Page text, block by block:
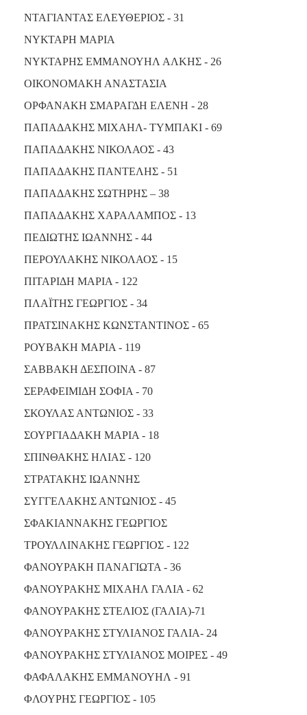
ΝΤΑΓΙΑΝΤΑΣ ΕΛΕΥΘΕΡΙΟΣ - 31
ΝΥΚΤΑΡΗ ΜΑΡΙΑ
ΝΥΚΤΑΡΗΣ ΕΜΜΑΝΟΥΗΛ ΑΛΚΗΣ - 26
ΟΙΚΟΝΟΜΑΚΗ ΑΝΑΣΤΑΣΙΑ
ΟΡΦΑΝΑΚΗ ΣΜΑΡΑΓΔΗ ΕΛΕΝΗ - 28
ΠΑΠΑΔΑΚΗΣ ΜΙΧΑΗΛ- ΤΥΜΠΑΚΙ - 69
ΠΑΠΑΔΑΚΗΣ ΝΙΚΟΛΑΟΣ - 43
ΠΑΠΑΔΑΚΗΣ ΠΑΝΤΕΛΗΣ - 51
ΠΑΠΑΔΑΚΗΣ ΣΩΤΗΡΗΣ – 38
ΠΑΠΑΔΑΚΗΣ ΧΑΡΑΛΑΜΠΟΣ - 13
ΠΕΔΙΩΤΗΣ ΙΩΑΝΝΗΣ - 44
ΠΕΡΟΥΛΑΚΗΣ ΝΙΚΟΛΑΟΣ - 15
ΠΙΤΑΡΙΔΗ ΜΑΡΙΑ - 122
ΠΛΑΪΤΗΣ ΓΕΩΡΓΙΟΣ - 34
ΠΡΑΤΣΙΝΑΚΗΣ ΚΩΝΣΤΑΝΤΙΝΟΣ - 65
ΡΟΥΒΑΚΗ ΜΑΡΙΑ - 119
ΣΑΒΒΑΚΗ ΔΕΣΠΟΙΝΑ - 87
ΣΕΡΑΦΕΙΜΙΔΗ ΣΟΦΙΑ - 70
ΣΚΟΥΛΑΣ ΑΝΤΩΝΙΟΣ - 33
ΣΟΥΡΓΙΑΔΑΚΗ ΜΑΡΙΑ - 18
ΣΠΙΝΘΑΚΗΣ ΗΛΙΑΣ - 120
ΣΤΡΑΤΑΚΗΣ ΙΩΑΝΝΗΣ
ΣΥΓΓΕΛΑΚΗΣ ΑΝΤΩΝΙΟΣ - 45
ΣΦΑΚΙΑΝΝΑΚΗΣ ΓΕΩΡΓΙΟΣ
ΤΡΟΥΛΛΙΝΑΚΗΣ ΓΕΩΡΓΙΟΣ - 122
ΦΑΝΟΥΡΑΚΗ ΠΑΝΑΓΙΩΤΑ - 36
ΦΑΝΟΥΡΑΚΗΣ ΜΙΧΑΗΛ ΓΑΛΙΑ - 62
ΦΑΝΟΥΡΑΚΗΣ ΣΤΕΛΙΟΣ (ΓΑΛΙΑ)-71
ΦΑΝΟΥΡΑΚΗΣ ΣΤΥΛΙΑΝΟΣ ΓΑΛΙΑ- 24
ΦΑΝΟΥΡΑΚΗΣ ΣΤΥΛΙΑΝΟΣ ΜΟΙΡΕΣ - 49
ΦΑΦΑΛΑΚΗΣ ΕΜΜΑΝΟΥΗΛ - 91
ΦΛΟΥΡΗΣ ΓΕΩΡΓΙΟΣ - 105